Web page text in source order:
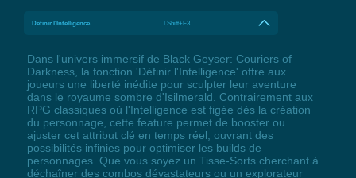
Définir l'Intelligence LShift+F3
Dans l'univers immersif de Black Geyser: Couriers of
Darkness, la fonction 'Définir l'Intelligence' offre aux
joueurs une liberté inédite pour sculpter leur aventure
dans le royaume sombre d'Isilmerald. Contrairement aux
RPG classiques où l'Intelligence est figée dès la création
du personnage, cette feature permet de booster ou
ajuster cet attribut clé en temps réel, ouvrant des
possibilités infinies pour optimiser les builds de
personnages. Que vous soyez un Tisse-Sorts cherchant à
déchaîner des combos dévastateurs ou un explorateur